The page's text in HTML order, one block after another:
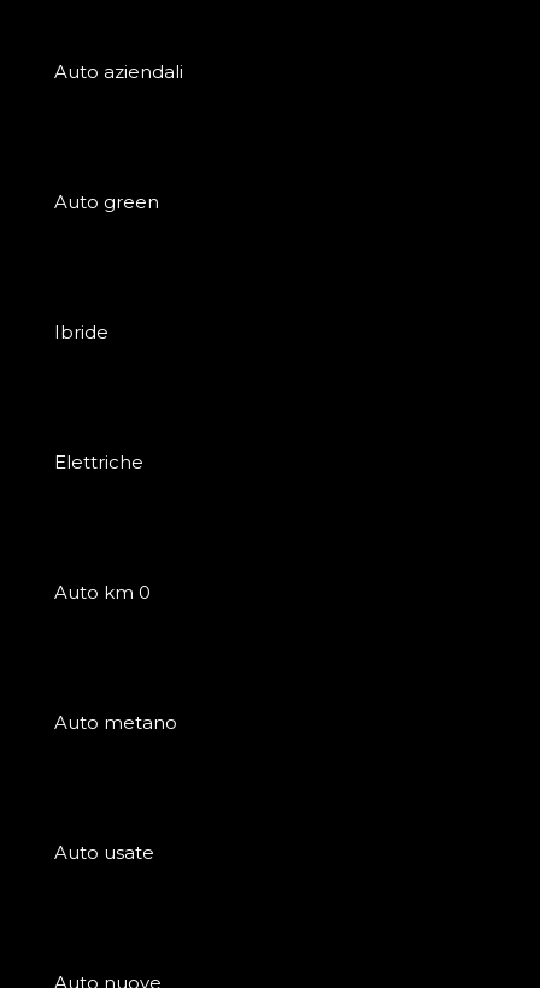
Auto aziendali
Auto green
Ibride
Elettriche
Auto km 0
Auto metano
Auto usate
Auto nuove